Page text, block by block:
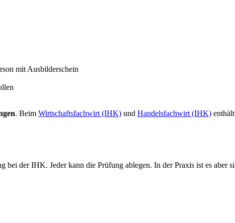
mit Ausbilderschein
. Beim Wirtschaftsfachwirt (IHK) und Handelsfachwirt (IHK)
bei der IHK. Jeder kann die Prüfung ablegen. In der Praxis ist es aber